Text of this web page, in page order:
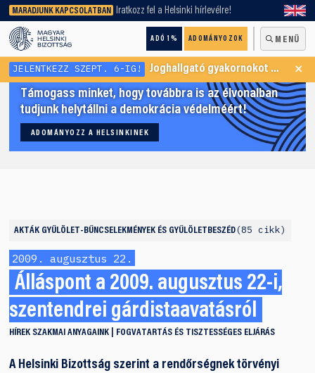
MARADJUNK KAPCSOLATBAN Iratkozz fel a Helsinki hírlevélre!
ADÓ 1% ADOMÁNYOZOK MENÜ
keresőnket!
JELENTKEZZ SZEPT. 6-IG! Joghallgató gyakornokot keresünk Menekültügyi Programunkba ×
Támogass minket, hogy továbbra is az élvonalban
tudjunk helytállni a demokrácia védelméért!
ADOMÁNYOZZ A HELSINKINEK
AKTÁK GYŰLÖLET-BŰNCSELEKMÉNYEK ÉS GYŰLÖLETBESZÉD 85 cikk
2009. augusztus 22.
Álláspont a 2009. augusztus 22-i,
szentendrei gárdistaavatásról
HÍREK SZAKMAI ANYAGAINK FOGVATARTÁS ÉS TISZTESSÉGES ELJÁRÁS
A Helsinki Bizottság szerint a rendőrségnek törvényi